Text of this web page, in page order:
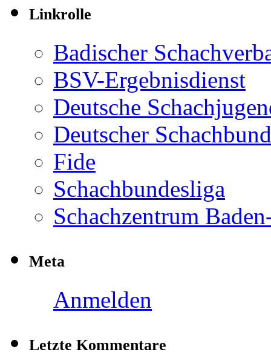
Linkrolle
Badischer
BSV-Ergebnisdienst
Deutsche
Deutscher Schachbund
Fide
Schachbundesliga
Schachzentrum
Meta
Anmelden
Letzte Kommentare